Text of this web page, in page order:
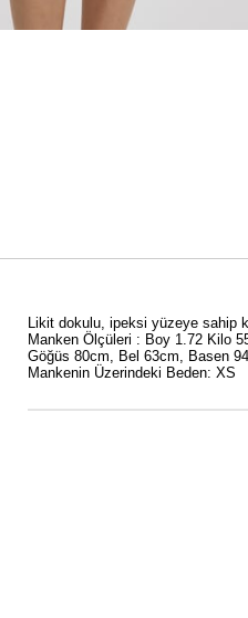
Likit dokulu, ipeksi yüzeye sahip
Manken Ölçüleri : Boy 1.72 Kilo
Göğüs 80cm, Bel 63cm, Basen
Mankenin Üzerindeki Beden: XS